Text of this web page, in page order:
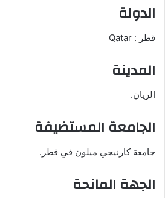
الدولة
قطر : Qatar
المدينة
الريان.
الجامعة المستضيفة
جامعة كارنيجي ميلون في قطر.
الجهة المانحة